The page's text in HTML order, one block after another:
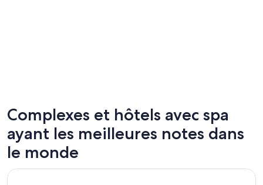
Las Vegas
248 hôtels avec spa
Cancún
144
Complexes et hôtels avec spa
ayant les meilleures notes dans
le monde
S’ouvre dans une nouvelle fenêtre
Hyatt Regency Grand Reserve Puerto Rico